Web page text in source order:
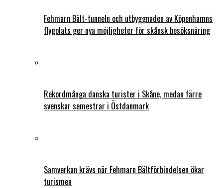
Fehmarn Bält-tunneln och utbyggnaden av Köpenhamns
flygplats ger nya möjligheter för skånsk besöksnäring
Rekordmånga danska turister i Skåne, medan färre
svenskar semestrar i Östdanmark
Samverkan krävs när Fehmarn Bältförbindelsen ökar
turismen